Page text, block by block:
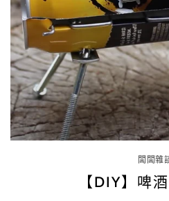
闆闆雜
【DIY】啤